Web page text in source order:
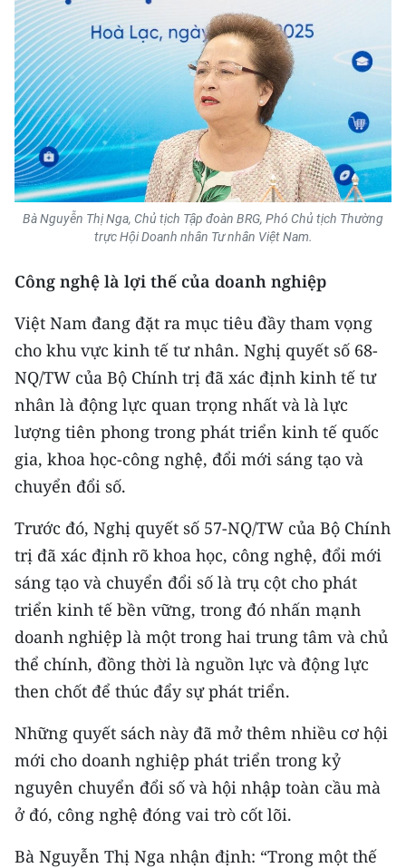
E-Magazine
Video
Media Chính trị
Media Kinh tế
Media Văn hóa
Media Xã hội
Media Thế giới
Media Thể thao
Media Giáo dục
Media Y tế
Media Khoa học - Công nghệ
Media Môi trường
Ảnh
Infographic
TIN MỚI
TIN ĐỊA PHƯƠNG
Trung du và miền núi phía Bắc
Đồng bằng sông Hồng
Bà Nguyễn Thị Nga, Chủ tịch Tập đoàn BRG, Phó Chủ tịch Thường
trực Hội Doanh nhân Tư nhân Việt Nam.
Công nghệ là lợi thế của doanh nghiệp
Việt Nam đang đặt ra mục tiêu đầy tham vọng
cho khu vực kinh tế tư nhân. Nghị quyết số 68-
NQ/TW của Bộ Chính trị đã xác định kinh tế tư
nhân là động lực quan trọng nhất và là lực
lượng tiên phong trong phát triển kinh tế quốc
gia, khoa học-công nghệ, đổi mới sáng tạo và
chuyển đổi số.
Trước đó, Nghị quyết số 57-NQ/TW của Bộ Chính
trị đã xác định rõ khoa học, công nghệ, đổi mới
sáng tạo và chuyển đổi số là trụ cột cho phát
triển kinh tế bền vững, trong đó nhấn mạnh
doanh nghiệp là một trong hai trung tâm và chủ
thể chính, đồng thời là nguồn lực và động lực
then chốt để thúc đẩy sự phát triển.
Những quyết sách này đã mở thêm nhiều cơ hội
mới cho doanh nghiệp phát triển trong kỷ
nguyên chuyển đổi số và hội nhập toàn cầu mà
ở đó, công nghệ đóng vai trò cốt lõi.
Bà Nguyễn Thị Nga nhận định: “Trong một thế